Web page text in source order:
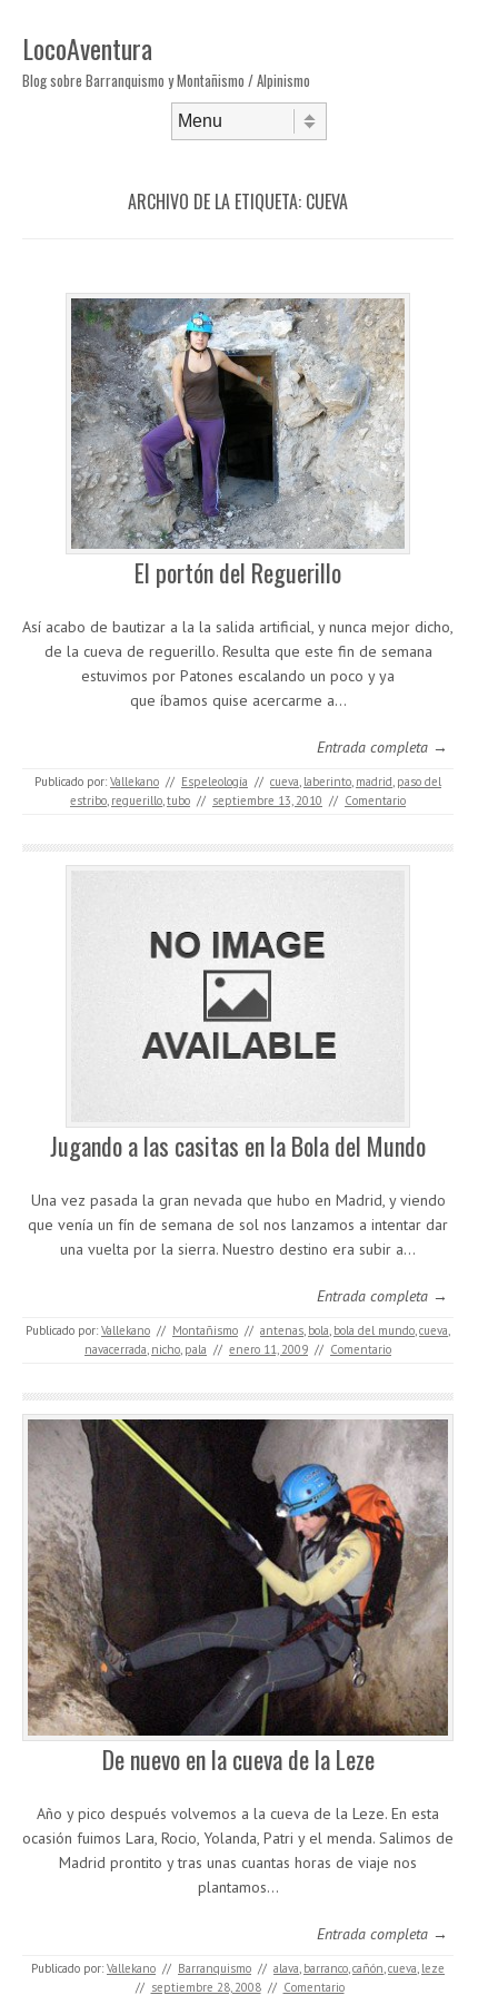
LocoAventura
Blog sobre Barranquismo y Montañismo / Alpinismo
ARCHIVO DE LA ETIQUETA: CUEVA
El portón del Reguerillo
Así acabo de bautizar a la la salida artificial, y nunca mejor dicho,
de la cueva de reguerillo. Resulta que este fin de semana
estuvimos por Patones escalando un poco y ya
que íbamos quise acercarme a…
Entrada completa →
Publicado por: Vallekano // Espeleología // cueva, laberinto, madrid, paso del
estribo, reguerillo,tubo // septiembre 13, 2010 // Comentario
Jugando a las casitas en la Bola del Mundo
Una vez pasada la gran nevada que hubo en Madrid, y viendo
que venía un fín de semana de sol nos lanzamos a intentar dar
una vuelta por la sierra. Nuestro destino era subir a…
Entrada completa →
Publicado por: Vallekano // Montañismo // antenas, bola, bola del mundo,cueva,
navacerrada, nicho, pala // enero 11, 2009 // Comentario
De nuevo en la cueva de la Leze
Año y pico después volvemos a la cueva de la Leze. En esta
ocasión fuimos Lara, Rocio, Yolanda, Patri y el menda. Salimos de
Madrid prontito y tras unas cuantas horas de viaje nos
plantamos…
Entrada completa →
Publicado por: Vallekano // Barranquismo // alava barranco cañón cueva leze
// septiembre 28, 2008 // Comentario